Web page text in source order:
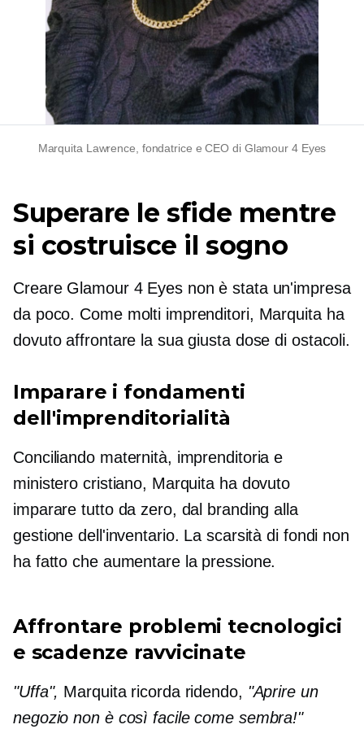
Marquita Lawrence, fondatrice e CEO di Glamour 4 Eyes
Superare le sfide mentre
si costruisce il sogno
Creare Glamour 4 Eyes non è stata un'impresa
da poco. Come molti imprenditori, Marquita ha
dovuto affrontare la sua giusta dose di ostacoli.
Imparare i fondamenti
dell'imprenditorialità
Conciliando maternità, imprenditoria e
ministero cristiano, Marquita ha dovuto
imparare tutto da zero, dal branding alla
gestione dell'inventario. La scarsità di fondi non
ha fatto che aumentare la pressione.
Affrontare problemi tecnologici
e scadenze ravvicinate
"Uffa", Marquita ricorda ridendo, "Aprire un
negozio non è così facile come sembra!"